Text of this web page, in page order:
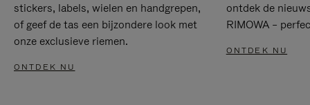
stickers, labels, wielen en handgrepen,
of geef de tas een bijzondere look met
onze exclusieve riemen.
ONTDEK NU
ontdek de
RIMOWA –
ONTDEK NU